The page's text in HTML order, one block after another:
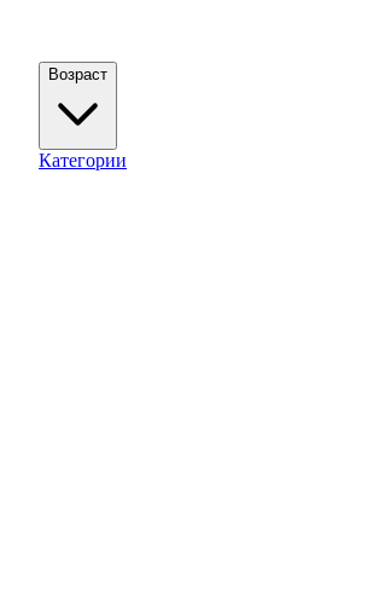
Возраст
Категории